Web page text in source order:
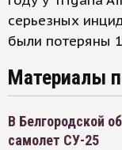
серьезных
были потеряны
Материалы
В Белгородской
самолет СУ-25